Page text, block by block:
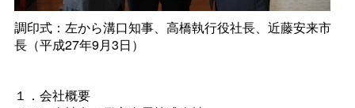
調印式：左から溝口知事、高橋執行役社長、近藤安来市
長（平成27年9月3日）
１．会社概要